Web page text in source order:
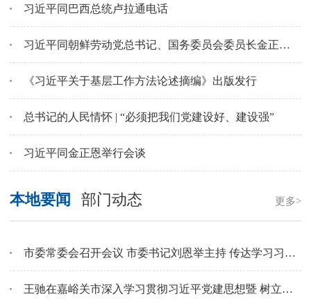
习近平同巴西总统卢拉通电话
习近平同朝鲜劳动党总书记、国务委员会委员长金正恩就《中朝友好合作互助条约》签订65周年互致贺电
《习近平关于基层工作方法论述摘编》出版发行
总书记的人民情怀 | “必须把我们党建设好、建设强”
习近平同金正恩举行会谈
本地要闻 部门动态 更多>
市委常委会召开会议 市委书记刘恩举主持 传达学习习近平总书记重要讲话重要指示精神 安排部署经济运行、...
王驰在嘉峪关市深入学习贯彻习近平党建思想暨 树立和践行正确政绩观学习教育专题研讨班上作辅导报告